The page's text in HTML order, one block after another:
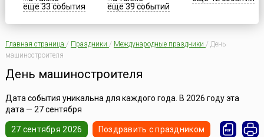
еще 33 события
еще 39 событий
Главная страница / Праздники / Международные праздники / День
машиностроителя
День машиностроителя
Дата события уникальна для каждого года. В 2026 году эта
дата — 27 сентября
27 сентября 2026 Поздравить с праздником